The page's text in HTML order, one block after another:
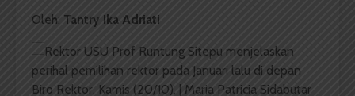
Oleh: Tantry Ika Adriati